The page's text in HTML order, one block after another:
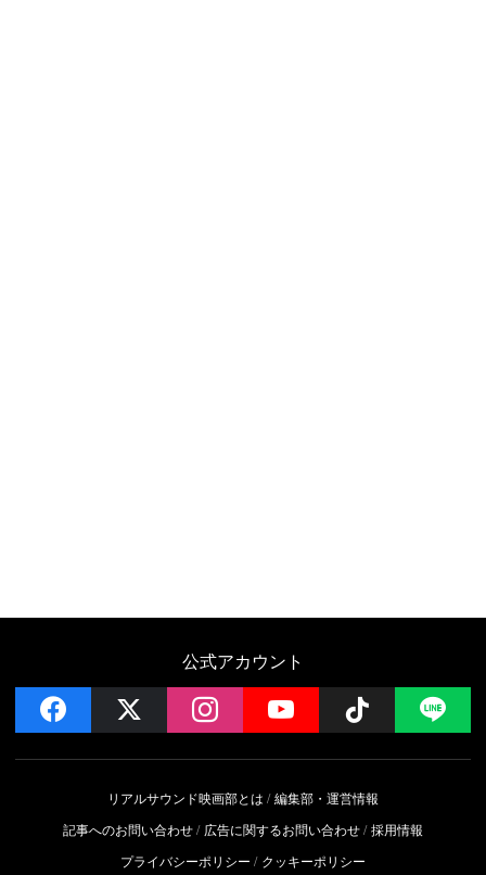
公式アカウント
facebook instagramYouTube Follow
リアルサウンド映画部とは
編集部・運営情報
記事へのお問い合わせ
広告に関するお問い合わせ 採用情報
プライバシーポリシー
クッキーポリシー